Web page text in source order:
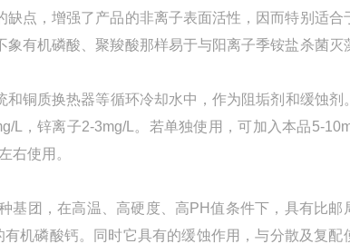
点，增强了产品的非离子表面活性，因而特别适合
有机磷酸、聚羧酸那样易于与阳离子季铵盐杀菌灭
铜质换热器等循环冷却水中，作为阻垢剂和缓蚀剂
L，锌离子2-3mg/L。若单独使用，可加入本品5-
右使用。
团，在高温、高硬度、高PH值条件下，具有比邮
机磷酸钙。同时它具有的缓蚀作用，与分散及复配